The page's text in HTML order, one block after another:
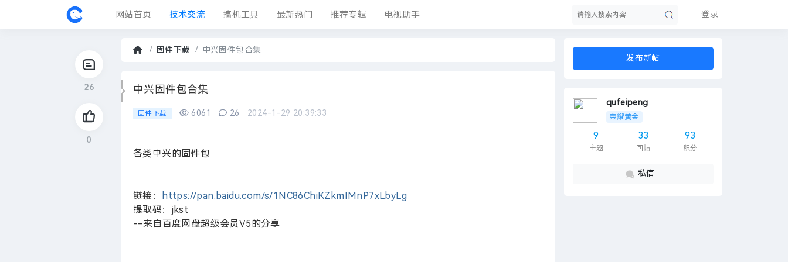
登录
网站首页 技术交流 搞机工具 最新热门 推荐专辑 电视助手
固件中心
26
0
页
固件下载
›
中兴固件包合集
中兴固件包合集
发布新帖
qufeipeng
荣耀黄金
9
主题
33
回帖
93
积分
私信
固件下载 6061 26 2024-1-29 20:39:33
各类中兴的固件包
链接：
https://pan.baidu.com/s/1NC86ChiKZkmIMnP7xLbyLg
提取码：jkst
--来自百度网盘超级会员V5的分享